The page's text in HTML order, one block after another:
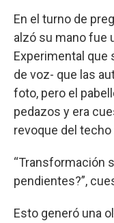
En el turno de
alzó su mano fue
Experimental que
de voz- que las
foto, pero el
pedazos y era
revoque del techo
“Transformación
pendientes?”,
Esto generó una